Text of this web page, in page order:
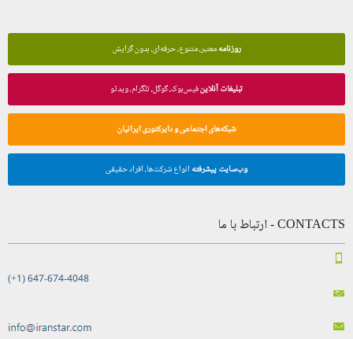
روزنامهمعتبر، متنوع، حرفه‌ای، بدون گرایش
تبلیغات آنلاینفیس‌بوک، گوگل، تلگرام، ویدئو
شبکه‌های اجتماعی و دایرکتوری ایرانیان
وب‌سایت پیشرفته انواع شرکت‌ها، افراد حقیقی
CONTACTS - ارتباط با ما
(+1) 647-674-4048